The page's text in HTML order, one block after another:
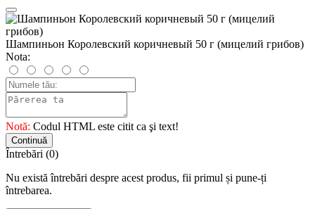
Шампиньон Королевский коричневый 50 г (мицелий грибов)
Nota:
Notă: Codul HTML este citit ca şi text!
Continuă
Întrebări (0)
Nu există întrebări despre acest produs, fii primul și pune-ți
întrebarea.